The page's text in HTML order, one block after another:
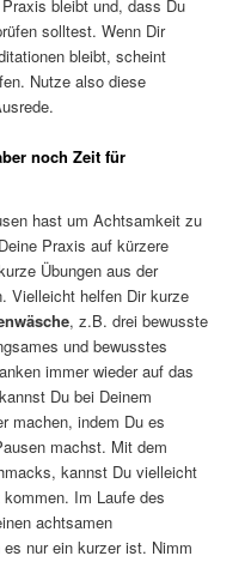
bleibt und, dass Du
solltest. Wenn Dir
bleibt, scheint
Nutze also diese
noch Zeit für
hast um Achtsamkeit zu
Praxis auf kürzere
Übungen aus der
Vielleicht helfen Dir kurze
, z.B. drei bewusste
und bewusstes
immer wieder auf das
Du bei Deinem
machen, indem Du es
machst. Mit dem
kannst Du vielleicht
Im Laufe des
achtsamen
nur ein kurzer ist. Nimm